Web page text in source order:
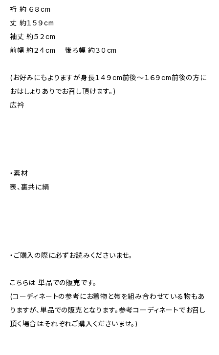
裄 約 ６８cm
丈 約１５９cm
袖丈 約５２cm
前幅 約２４cm 後ろ幅 約３０cm
(お好みにもよりますが身長１４９cm前後～１６９cm前後の方に
おはしょりありでお召し頂けます。)
広衿
・素材
表、裏共に絹
・ご購入の際に必ずお読みくださいませ。
こちらは 単品での販売です。
(コーディネートの参考にお着物と帯を組み合わせている物もあ
りますが、単品での販売となります。参考コーディネートでお召し
頂く場合はそれぞれご購入くださいませ。)